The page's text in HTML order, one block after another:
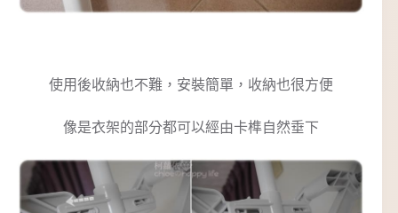
使用後收納也不難，安裝簡單，收納也很方便
像是衣架的部分都可以經由卡榫自然垂下